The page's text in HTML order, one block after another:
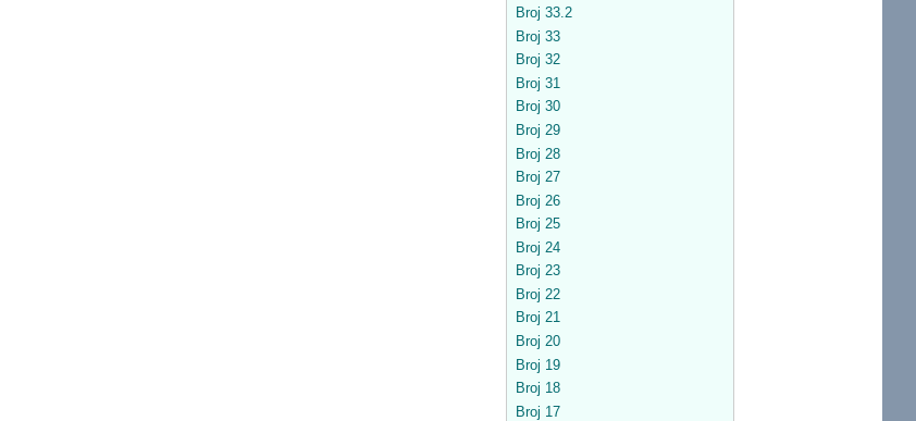
Broj 33.2
Broj 33
Broj 32
Broj 31
Broj 30
Broj 29
Broj 28
Broj 27
Broj 26
Broj 25
Broj 24
Broj 23
Broj 22
Broj 21
Broj 20
Broj 19
Broj 18
Broj 17